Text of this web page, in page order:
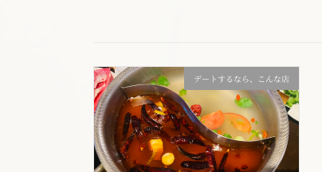
デートするなら、こんな店